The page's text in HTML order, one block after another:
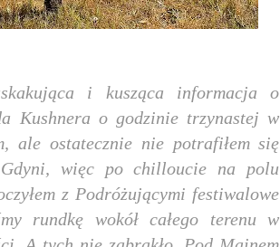
i kusząca informacja o
Kushnera o godzinie trzynastej w
ale ostatecznie nie potrafiłem się
więc po chilloucie na polu
z Podróżującymi festiwalowe
rundkę wokół całego terenu w